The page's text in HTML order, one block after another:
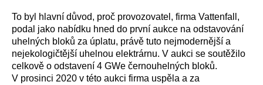
To byl hlavní důvod, proč provozovatel, firma Vattenfall,
podal jako nabídku hned do první aukce na odstavování
uhelných bloků za úplatu, právě tuto nejmodernější a
nejekologičtější uhelnou elektrárnu. V aukci se soutěžilo
celkově o odstavení 4 GWe černouhelných bloků.
V prosinci 2020 v této aukci firma uspěla a za